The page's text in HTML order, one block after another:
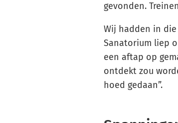
gevonden.
Wij hadden in
Sanatorium liep
een aftap op
ontdekt zou
hoed gedaan”.